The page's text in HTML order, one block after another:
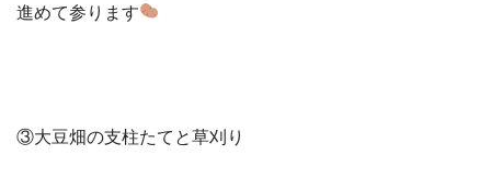
進めて参ります
③大豆畑の支柱たてと草刈り